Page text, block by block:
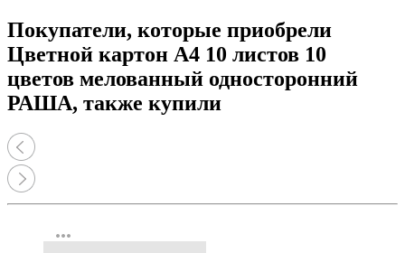
Покупатели, которые приобрели
Цветной картон А4 10 листов 10
цветов мелованный односторонний
РАША, также купили
more_horiz